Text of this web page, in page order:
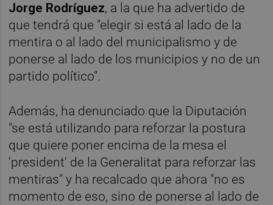
Jorge Rodríguez, a la que ha advertido de
que tendrá que "elegir si está al lado de la
mentira o al lado del municipalismo y de
ponerse al lado de los municipios y no de un
partido político".
Además, ha denunciado que la Diputación
"se está utilizando para reforzar la postura
que quiere poner encima de la mesa el
'president' de la Generalitat para reforzar las
mentiras" y ha recalcado que ahora "no es
momento de eso, sino de ponerse al lado de